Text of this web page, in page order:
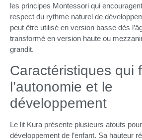
les principes Montessori qui
respect du rythme naturel de
peut être utilisé en version basse dès
transformé en version haute ou
grandit.
Caractéristiques qui
l’autonomie et le
développement
Le lit Kura présente plusieurs atouts
développement de l’enfant. Sa hauteur